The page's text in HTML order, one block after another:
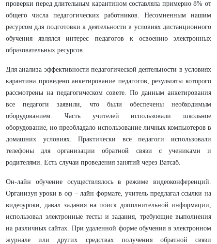
проверки перед длительным карантином составляла примерно 8% от
общего числа педагогических работников. Несомненным нашим
ресурсом для подготовки к деятельности в условиях дистанционного
обучения являлся интерес педагогов к освоению электронных
образовательных ресурсов.
Для анализа эффективности педагогической деятельности в условиях
карантина проведено анкетирование педагогов, результаты которого
рассмотрены на педагогическом совете. По данным анкетирования
все педагоги заявили, что были обеспечены необходимым
оборудованием. Часть учителей использовали школьное
оборудование, но преобладало использование личных компьютеров в
домашних условиях. Практически все педагоги использовали
телефоны для организации обратной связи с учениками и
родителями. Есть случаи проведения занятий через Ватсаб.
Он-лайн обучение осуществлялось в режиме видеоконференций.
Организуя уроки в оф – лайн формате, учитель предлагал ссылки на
видеоуроки, давал задания на поиск дополнительной информации,
использовал электронные тесты и задания, требующие выполнения
на различных сайтах. При удаленной форме обучения в электронном
журнале или других средствах получения обратной связи